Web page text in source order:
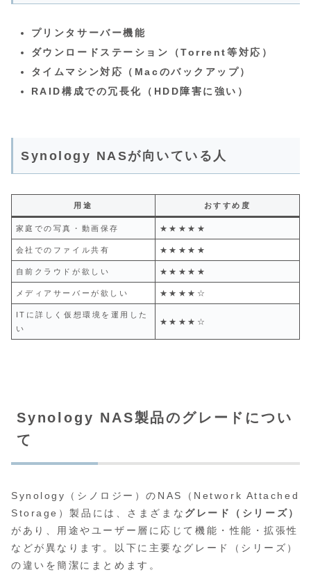
プリンタサーバー機能
ダウンロードステーション（Torrent等対応）
タイムマシン対応（Macのバックアップ）
RAID構成での冗長化（HDD障害に強い）
Synology NASが向いている人
用途 おすすめ度
家庭での写真・動画保存 ★★★★★
会社でのファイル共有 ★★★★★
自前クラウドが欲しい ★★★★★
メディアサーバーが欲しい ★★★★☆
ITに詳しく仮想環境を運用した
い
★★★★☆
Synology NAS製品のグレードについ
て
Synology（シノロジー）のNAS（Network Attached
Storage）製品には、さまざまな グレード（シリーズ）
があり、用途やユーザー層に応じて機能・性能・拡張性
などが異なります。以下に主要なグレード（シリーズ）
の違いを簡潔にまとめます。